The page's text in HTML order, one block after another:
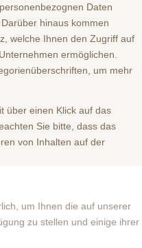
Daten
hinaus kommen
welche Ihnen den Zugriff auf
ermöglichen.
um mehr
über einen Klick auf das
Sie bitte, dass das
von Inhalten auf der
um Ihnen die auf unserer
zu stellen und einige ihrer